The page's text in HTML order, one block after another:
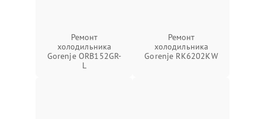
Ремонт
холодильника
Gorenje ORB152GR-
L
Ремонт
холодильника
Gorenje RK6202KW